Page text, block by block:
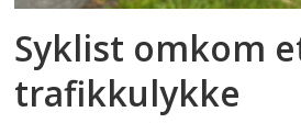
Syklist omkom
trafikkulykke